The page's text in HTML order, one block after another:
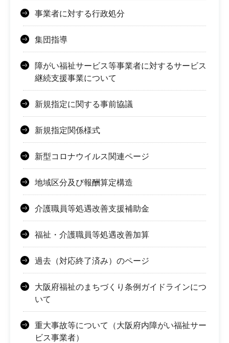
事業者に対する行政処分
集団指導
障がい福祉サービス等事業者に対するサービス
継続支援事業について
新規指定に関する事前協議
新規指定関係様式
新型コロナウイルス関連ページ
地域区分及び報酬算定構造
介護職員等処遇改善支援補助金
福祉・介護職員等処遇改善加算
過去（対応終了済み）のページ
大阪府福祉のまちづくり条例ガイドラインにつ
いて
重大事故等について（大阪府内障がい福祉サー
ビス事業者）